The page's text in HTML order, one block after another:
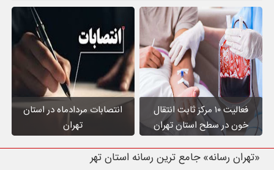
فعالیت ۱۰ مرکز ثابت انتقال
خون در سطح استان تهران
انتصابات مردادماه در استان
تهران
«تهران رسانه» جامع ترین رسانه استان ت